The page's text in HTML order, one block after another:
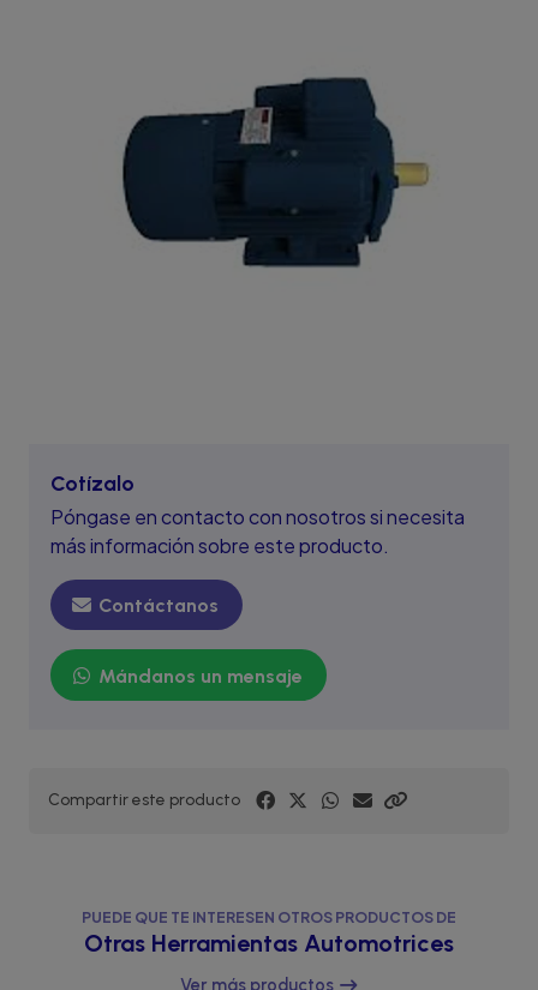
Cotízalo
Póngase en contacto con nosotros si necesita
más información sobre este producto.
Contáctanos
Mándanos un mensaje
Compartir este producto
PUEDE QUE TE INTERESEN OTROS PRODUCTOS DE
Otras Herramientas Automotrices